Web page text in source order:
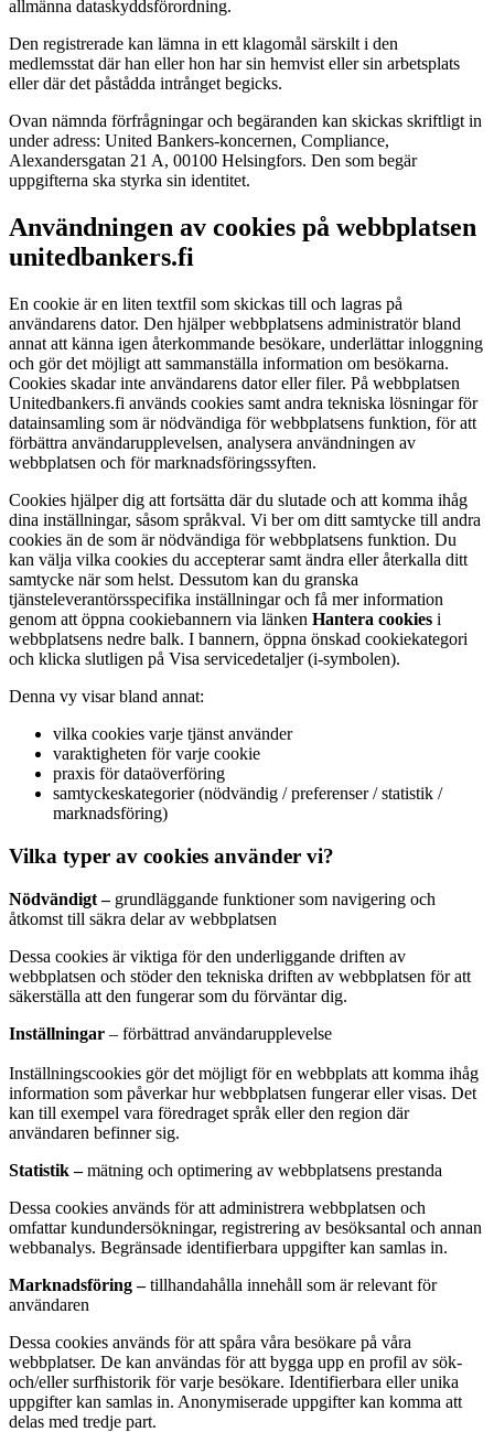
allmänna dataskyddsförordning.
Den registrerade kan lämna in ett klagomål särskilt i den
medlemsstat där han eller hon har sin hemvist eller sin arbetsplats
eller där det påstådda intrånget begicks.
Ovan nämnda förfrågningar och begäranden kan skickas skriftligt in
under adress: United Bankers-koncernen, Compliance,
Alexandersgatan 21 A, 00100 Helsingfors. Den som begär
uppgifterna ska styrka sin identitet.
Användningen av cookies på webbplatsen
unitedbankers.fi
En cookie är en liten textfil som skickas till och lagras på
användarens dator. Den hjälper webbplatsens administratör bland
annat att känna igen återkommande besökare, underlättar inloggning
och gör det möjligt att sammanställa information om besökarna.
Cookies skadar inte användarens dator eller filer. På webbplatsen
Unitedbankers.fi används cookies samt andra tekniska lösningar för
datainsamling som är nödvändiga för webbplatsens funktion, för att
förbättra användarupplevelsen, analysera användningen av
webbplatsen och för marknadsföringssyften.
Cookies hjälper dig att fortsätta där du slutade och att komma ihåg
dina inställningar, såsom språkval. Vi ber om ditt samtycke till andra
cookies än de som är nödvändiga för webbplatsens funktion. Du
kan välja vilka cookies du accepterar samt ändra eller återkalla ditt
samtycke när som helst. Dessutom kan du granska
tjänsteleverantörsspecifika inställningar och få mer information
genom att öppna cookiebannern via länken Hantera cookies i
webbplatsens nedre balk. I bannern, öppna önskad cookiekategori
och klicka slutligen på Visa servicedetaljer (i-symbolen).
Denna vy visar bland annat:
vilka cookies varje tjänst använder
varaktigheten för varje cookie
praxis för dataöverföring
samtyckeskategorier (nödvändig / preferenser / statistik /
marknadsföring)
Vilka typer av cookies använder vi?
Nödvändigt –grundläggande funktioner som navigering och
åtkomst till säkra delar av webbplatsen
Dessa cookies är viktiga för den underliggande driften av
webbplatsen och stöder den tekniska driften av webbplatsen för att
säkerställa att den fungerar som du förväntar dig.
Inställningar – förbättrad användarupplevelse
Inställningscookies gör det möjligt för en webbplats att komma ihåg
information som påverkar hur webbplatsen fungerar eller visas. Det
kan till exempel vara föredraget språk eller den region där
användaren befinner sig.
Statistik –mätning och optimering av webbplatsens prestanda
Dessa cookies används för att administrera webbplatsen och
omfattar kundundersökningar, registrering av besöksantal och annan
webbanalys. Begränsade identifierbara uppgifter kan samlas in.
Marknadsföring –tillhandahålla innehåll som är relevant för
användaren
Dessa cookies används för att spåra våra besökare på våra
webbplatser. De kan användas för att bygga upp en profil av sök-
och/eller surfhistorik för varje besökare. Identifierbara eller unika
uppgifter kan samlas in. Anonymiserade uppgifter kan komma att
delas med tredje part.